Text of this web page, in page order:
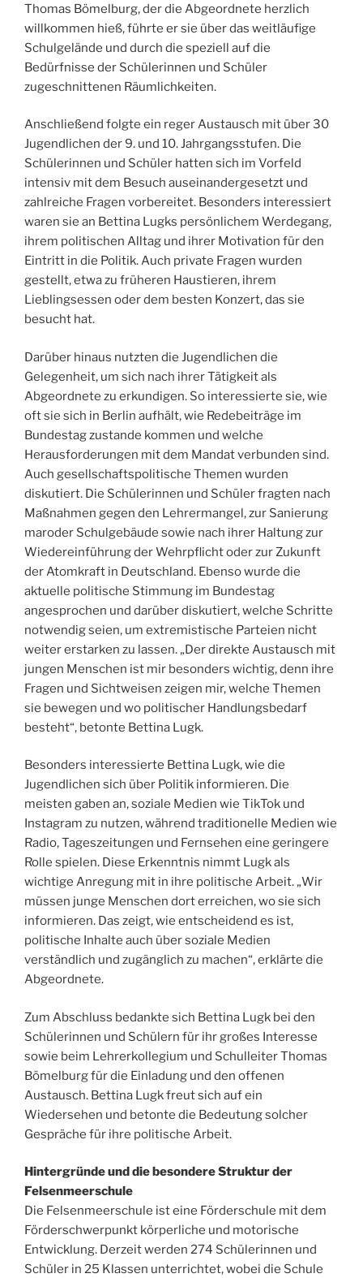
Thomas Bömelburg, der die Abgeordnete herzlich
willkommen hieß, führte er sie über das weitläufige
Schulgelände und durch die speziell auf die
Bedürfnisse der Schülerinnen und Schüler
zugeschnittenen Räumlichkeiten.
Anschließend folgte ein reger Austausch mit über 30
Jugendlichen der 9. und 10. Jahrgangsstufen. Die
Schülerinnen und Schüler hatten sich im Vorfeld
intensiv mit dem Besuch auseinandergesetzt und
zahlreiche Fragen vorbereitet. Besonders interessiert
waren sie an Bettina Lugks persönlichem Werdegang,
ihrem politischen Alltag und ihrer Motivation für den
Eintritt in die Politik. Auch private Fragen wurden
gestellt, etwa zu früheren Haustieren, ihrem
Lieblingsessen oder dem besten Konzert, das sie
besucht hat.
Darüber hinaus nutzten die Jugendlichen die
Gelegenheit, um sich nach ihrer Tätigkeit als
Abgeordnete zu erkundigen. So interessierte sie, wie
oft sie sich in Berlin aufhält, wie Redebeiträge im
Bundestag zustande kommen und welche
Herausforderungen mit dem Mandat verbunden sind.
Auch gesellschaftspolitische Themen wurden
diskutiert. Die Schülerinnen und Schüler fragten nach
Maßnahmen gegen den Lehrermangel, zur Sanierung
maroder Schulgebäude sowie nach ihrer Haltung zur
Wiedereinführung der Wehrpflicht oder zur Zukunft
der Atomkraft in Deutschland. Ebenso wurde die
aktuelle politische Stimmung im Bundestag
angesprochen und darüber diskutiert, welche Schritte
notwendig seien, um extremistische Parteien nicht
weiter erstarken zu lassen. „Der direkte Austausch mit
jungen Menschen ist mir besonders wichtig, denn ihre
Fragen und Sichtweisen zeigen mir, welche Themen
sie bewegen und wo politischer Handlungsbedarf
besteht“, betonte Bettina Lugk.
Besonders interessierte Bettina Lugk, wie die
Jugendlichen sich über Politik informieren. Die
meisten gaben an, soziale Medien wie TikTok und
Instagram zu nutzen, während traditionelle Medien wie
Radio, Tageszeitungen und Fernsehen eine geringere
Rolle spielen. Diese Erkenntnis nimmt Lugk als
wichtige Anregung mit in ihre politische Arbeit. „Wir
müssen junge Menschen dort erreichen, wo sie sich
informieren. Das zeigt, wie entscheidend es ist,
politische Inhalte auch über soziale Medien
verständlich und zugänglich zu machen“, erklärte die
Abgeordnete.
Zum Abschluss bedankte sich Bettina Lugk bei den
Schülerinnen und Schülern für ihr großes Interesse
sowie beim Lehrerkollegium und Schulleiter Thomas
Bömelburg für die Einladung und den offenen
Austausch. Bettina Lugk freut sich auf ein
Wiedersehen und betonte die Bedeutung solcher
Gespräche für ihre politische Arbeit.
Hintergründe und die besondere Struktur der
Felsenmeerschule
Die Felsenmeerschule ist eine Förderschule mit dem
Förderschwerpunkt körperliche und motorische
Entwicklung. Derzeit werden 274 Schülerinnen und
Schüler in 25 Klassen unterrichtet, wobei die Schule